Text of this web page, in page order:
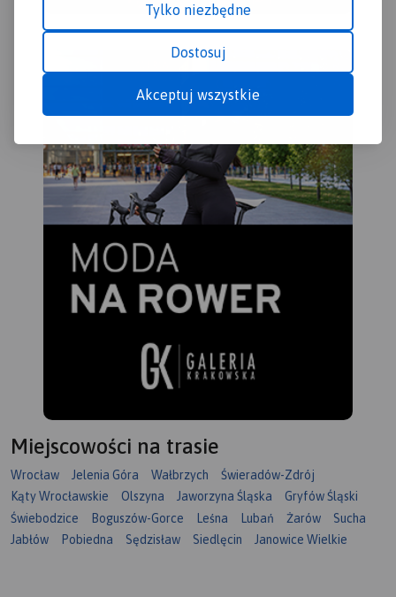
Tylko niezbędne
Dostosuj
Akceptuj wszystkie
Miejscowości na trasie
Wrocław Jelenia Góra Wałbrzych
Świeradów-Zdrój
Kąty Wrocławskie
Olszyna Jaworzyna Śląska
Gryfów Śląski
Świebodzice
Boguszów-Gorce Leśna Lubań Żarów
Sucha
Jabłów
Pobiedna Sędzisław Siedlęcin Janowice Wielkie